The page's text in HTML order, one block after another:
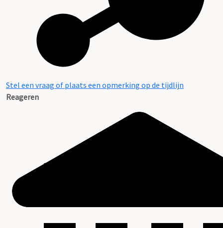
Stel een vraag of plaats een opmerking op de tijdlijn
Reageren